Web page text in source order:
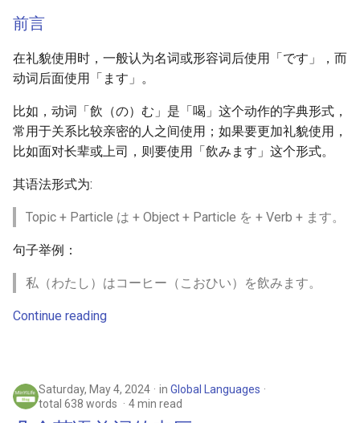
前言
在礼貌使用时，一般认为名词或形容词后使用「です」，而
动词后面使用「ます」。
比如，动词「飲（の）む」是「喝」这个动作的字典形式，
常用于关系比较亲密的人之间使用；如果要更加礼貌使用，
比如面对长辈或上司，则要使用「飲みます」这个形式。
其语法形式为:
Topic + Particle は + Object + Particle を + Verb + ます。
句子举例：
私（わたし）はコーヒー（こおひい）を飲みます。
Continue reading
Saturday, May 4, 2024 in Global Languages
total 638 words
4 min read